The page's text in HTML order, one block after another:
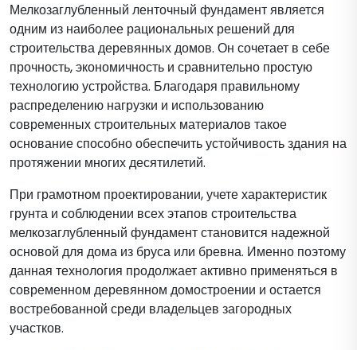
Мелкозаглубленный ленточный фундамент является
одним из наиболее рациональных решений для
строительства деревянных домов. Он сочетает в себе
прочность, экономичность и сравнительно простую
технологию устройства. Благодаря правильному
распределению нагрузки и использованию
современных строительных материалов такое
основание способно обеспечить устойчивость здания на
протяжении многих десятилетий.
При грамотном проектировании, учете характеристик
грунта и соблюдении всех этапов строительства
мелкозаглубленный фундамент становится надежной
основой для дома из бруса или бревна. Именно поэтому
данная технология продолжает активно применяться в
современном деревянном домостроении и остается
востребованной среди владельцев загородных
участков.